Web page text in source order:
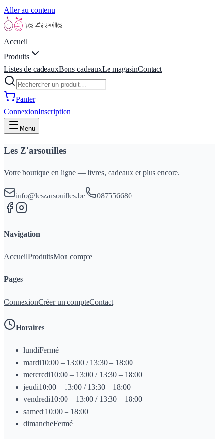
Aller au contenu
Accueil
Produits
Listes de cadeauxBons cadeauxLe magasinContact
Panier
ConnexionInscription
Menu
Les Z'arsouilles
Votre boutique en ligne — livres, cadeaux et plus encore.
info@leszarsouilles.be 087556680
Navigation
AccueilProduitsMon compte
Pages
ConnexionCréer un compteContact
Horaires
lundiFermé
mardi10:00 – 13:00 / 13:30 – 18:00
mercredi10:00 – 13:00 / 13:30 – 18:00
jeudi10:00 – 13:00 / 13:30 – 18:00
vendredi10:00 – 13:00 / 13:30 – 18:00
samedi10:00 – 18:00
dimancheFermé